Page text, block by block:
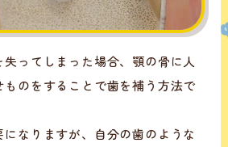
ってしまった場合、顎の骨に人
ものをすることで歯を補う方法で
なりますが、自分の歯のような